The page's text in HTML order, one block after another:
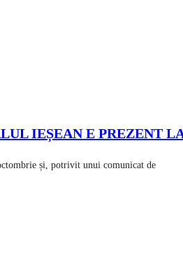
IEȘEAN E PREZENT
și, potrivit unui comunicat de